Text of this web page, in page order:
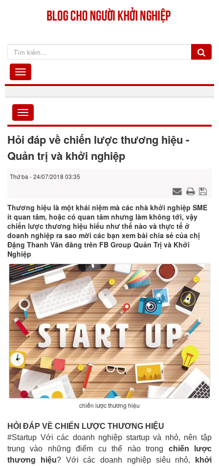
Hỏi đáp về chiến lược thương hiệu -
Quản trị và khởi nghiệp
Thứ ba - 24/07/2018 03:35
Thương hiệu là một khái niệm mà các nhà khởi nghiệp SME
ít quan tâm, hoặc có quan tâm nhưng làm không tới, vậy
chiến lược thương hiệu hiểu như thế nào và thực tế ở
doanh nghiệp ra sao mời các bạn xem bài chia sẻ của chị
Đặng Thanh Vân đăng trên FB Group Quản Trị và Khởi
Nghiệp
chiến lược thương hiệu
HỎI ĐÁP VỀ CHIẾN LƯỢC THƯƠNG HIỆU
#Startup Với các doanh nghiệp startup và nhỏ, nên tập
trung vào những điểm cụ thể nào trong chiến lược
thương hiệu? Với các doanh nghiệp siêu nhỏ,
khởi